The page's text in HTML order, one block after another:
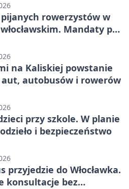
rowerzystów w
Mandaty po
na Kaliskiej powstanie
autobusów i rowerów
przy szkole. W planie
i bezpieczeństwo
przyjedzie do Włocławka.
konsultacje bez